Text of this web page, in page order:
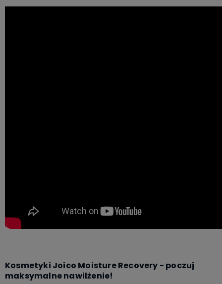
Kosmetyki Joico Moisture Recovery - poczuj
maksymalne nawilżenie!